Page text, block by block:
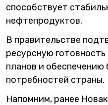
способствует
нефтепродуктов.
В правительстве
ресурсную
планов и обеспечению
потребностей страны.
Напомним, ранее